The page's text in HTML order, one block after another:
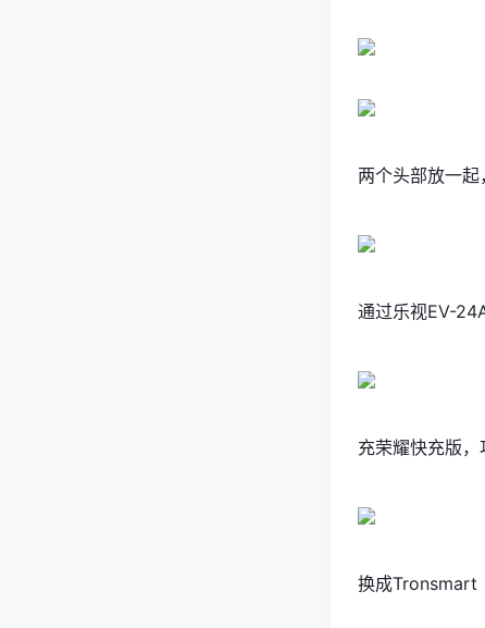
两个头部放一起
通过乐视EV-
充荣耀快充版，
换成